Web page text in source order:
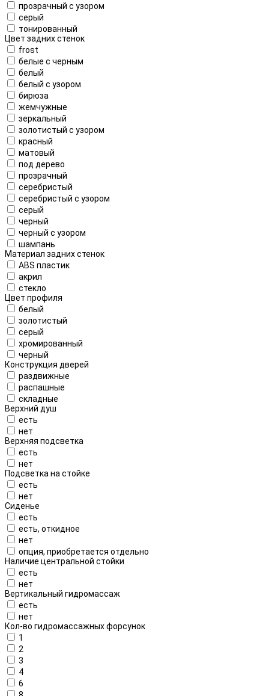
прозрачный с узором
серый
тонированный
Цвет задних стенок
frost
белые с черным
белый
белый с узором
бирюза
жемчужные
зеркальный
золотистый с узором
красный
матовый
под дерево
прозрачный
серебристый
серебристый с узором
серый
черный
черный с узором
шампань
Материал задних стенок
ABS пластик
акрил
стекло
Цвет профиля
белый
золотистый
серый
хромированный
черный
Конструкция дверей
раздвижные
распашные
складные
Верхний душ
есть
нет
Верхняя подсветка
есть
нет
Подсветка на стойке
есть
нет
Сиденье
есть
есть, откидное
нет
опция, приобретается отдельно
Наличие центральной стойки
есть
нет
Вертикальный гидромассаж
есть
нет
Кол-во гидромассажных форсунок
1
2
3
4
6